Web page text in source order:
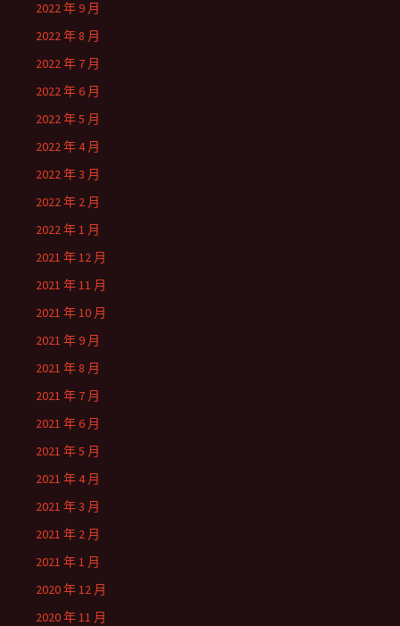
2022 年 9 月
2022 年 8 月
2022 年 7 月
2022 年 6 月
2022 年 5 月
2022 年 4 月
2022 年 3 月
2022 年 2 月
2022 年 1 月
2021 年 12 月
2021 年 11 月
2021 年 10 月
2021 年 9 月
2021 年 8 月
2021 年 7 月
2021 年 6 月
2021 年 5 月
2021 年 4 月
2021 年 3 月
2021 年 2 月
2021 年 1 月
2020 年 12 月
2020 年 11 月